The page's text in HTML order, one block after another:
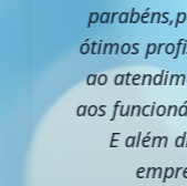
ótimos
ao
aos
E além